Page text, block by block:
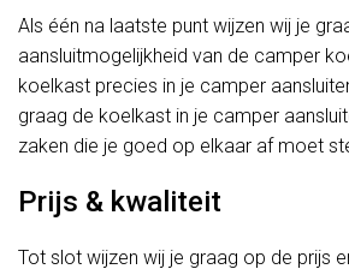
Als één na laatste punt wijzen wij je
aansluitmogelijkheid van de camper
koelkast precies in je camper
graag de koelkast in je camper
zaken die je goed op elkaar af moet
Prijs & kwaliteit
Tot slot wijzen wij je graag op de prijs